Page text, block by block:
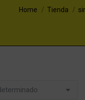
You are here:
Home Tienda